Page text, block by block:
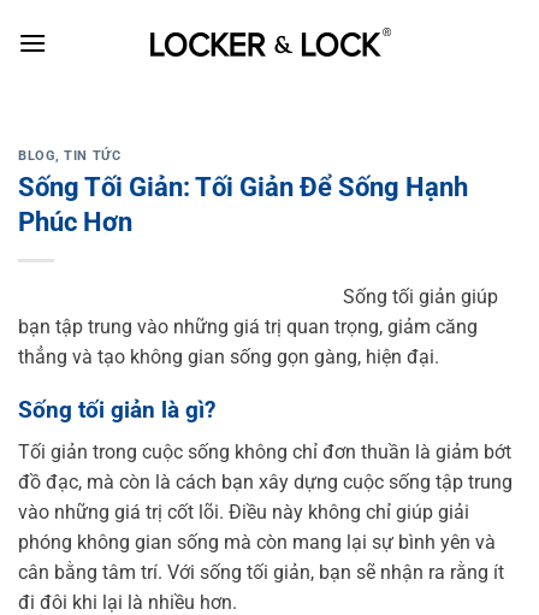
BLOG,TIN TỨC
Sống Tối Giản: Tối Giản Để Sống Hạnh
Phúc Hơn
Sống tối giản giúp
bạn tập trung vào những giá trị quan trọng, giảm căng
thẳng và tạo không gian sống gọn gàng, hiện đại.
Sống tối giản là gì?
Tối giản trong cuộc sống không chỉ đơn thuần là giảm bớt
đồ đạc, mà còn là cách bạn xây dựng cuộc sống tập trung
vào những giá trị cốt lõi. Điều này không chỉ giúp giải
phóng không gian sống mà còn mang lại sự bình yên và
cân bằng tâm trí. Với sống tối giản, bạn sẽ nhận ra rằng ít
đi đôi khi lại là nhiều hơn.